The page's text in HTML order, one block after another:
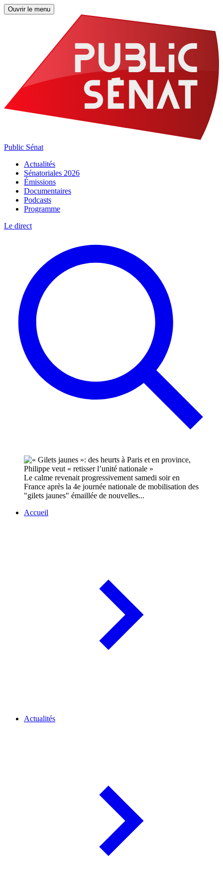
Ouvrir le menu
Public Sénat
Actualités
Sénatoriales 2026
Émissions
Documentaires
Podcasts
Programme
Le direct
Le calme revenait progressivement samedi soir en
France après la 4e journée nationale de mobilisation des
"gilets jaunes" émaillée de nouvelles...
Accueil
Actualités